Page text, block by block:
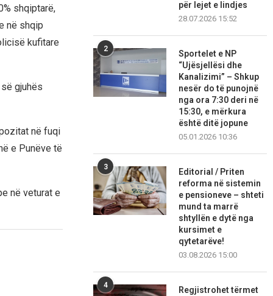
shqiptarë,
në shqip
kufitare
gjuhës
në fuqi
e Punëve të
në veturat e
për lejet e lindjes
28.07.2026 15:52
2
Sportelet e NP
“Ujësjellësi dhe
Kanalizimi” – Shkup
nesër do të punojnë
nga ora 7:30 deri në
15:30, e mërkura
është ditë jopune
05.01.2026 10:36
3
Editorial / Priten
reforma në sistemin
e pensioneve – shteti
mund ta marrë
shtyllën e dytë nga
kursimet e
qytetarëve!
03.08.2026 15:00
4
Regjistrohet tërmet